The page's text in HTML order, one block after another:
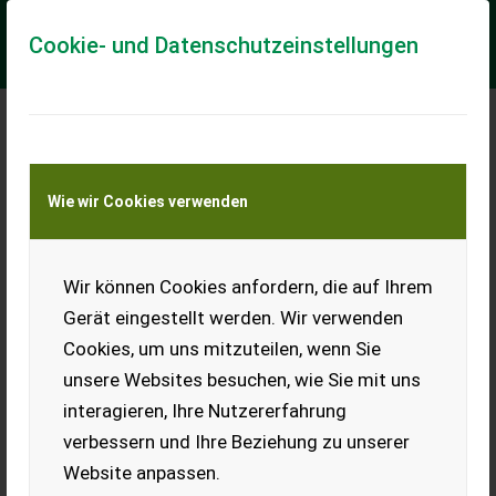
Cookie- und Datenschutzeinstellungen
Wie wir Cookies verwenden
Wir können Cookies anfordern, die auf Ihrem
Gerät eingestellt werden. Wir verwenden
Cookies, um uns mitzuteilen, wenn Sie
unsere Websites besuchen, wie Sie mit uns
interagieren, Ihre Nutzererfahrung
verbessern und Ihre Beziehung zu unserer
Website anpassen.
Meine Transportkostenanfrage
Transport von Land- und Baumaschinen –
KEINE Tiertransporte
Futter
Suche ca. 10 bis 15 ha Wiesen, Klee, Grünschnittroggen rund
um Waidhofen an der Thaya. Bitte realistische
Preisvorstellungen.
EUR 0